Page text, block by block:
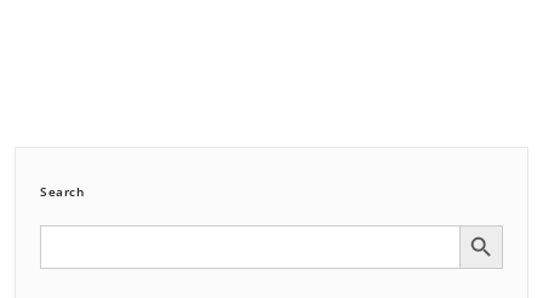
Search
Search Search Button